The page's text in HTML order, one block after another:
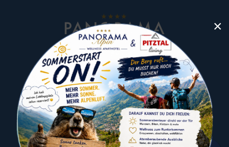
Kaitanger 173
6474 Jerzens im Pitztal
Austria
Telefon +43 5414 87352
E-Mailinfo@panorama-alpin.at
×